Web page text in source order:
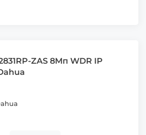
ZAS 8Mп WDR IP